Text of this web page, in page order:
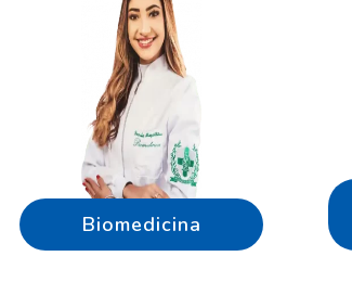
Biomedicina